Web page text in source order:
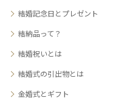
結婚記念日とプレゼント
結納品って？
結婚祝いとは
結婚式の引出物とは
金婚式とギフト